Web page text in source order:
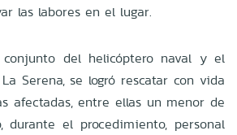
las labores en el lugar.
del helicóptero naval y el
Serena, se logró rescatar con vida
afectadas, entre ellas un menor de
durante el procedimiento, personal